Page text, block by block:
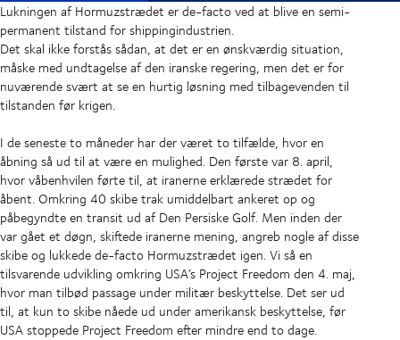
Lukningen af Hormuzstrædet er de-facto ved at blive en semi-
permanent tilstand for shippingindustrien.
Det skal ikke forstås sådan, at det er en ønskværdig situation,
måske med undtagelse af den iranske regering, men det er for
nuværende svært at se en hurtig løsning med tilbagevenden til
tilstanden før krigen.
I de seneste to måneder har der været to tilfælde, hvor en
åbning så ud til at være en mulighed. Den første var 8. april,
hvor våbenhvilen førte til, at iranerne erklærede strædet for
åbent. Omkring 40 skibe trak umiddelbart ankeret op og
påbegyndte en transit ud af Den Persiske Golf. Men inden der
var gået et døgn, skiftede iranerne mening, angreb nogle af disse
skibe og lukkede de-facto Hormuzstrædet igen. Vi så en
tilsvarende udvikling omkring USA’s Project Freedom den 4. maj,
hvor man tilbød passage under militær beskyttelse. Det ser ud
til, at kun to skibe nåede ud under amerikansk beskyttelse, før
USA stoppede Project Freedom efter mindre end to dage.